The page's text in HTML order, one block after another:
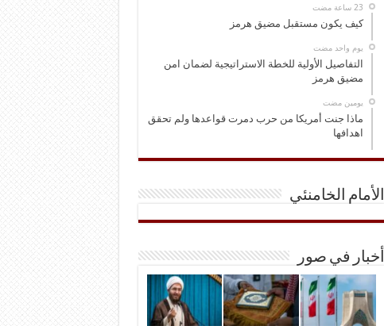
كيف يكون مستقبل مضيق هرمز
‏يوم واحد مضت
التفاصيل الأولية للخطة الاستراتيجية لضمان امن
مضيق هرمز
‏يومين مضت
ماذا جنت أمريكا من حرب دمرت قواعدها ولم تحقق
اهدافها
الأمام الخامنئي
أخبار في صور